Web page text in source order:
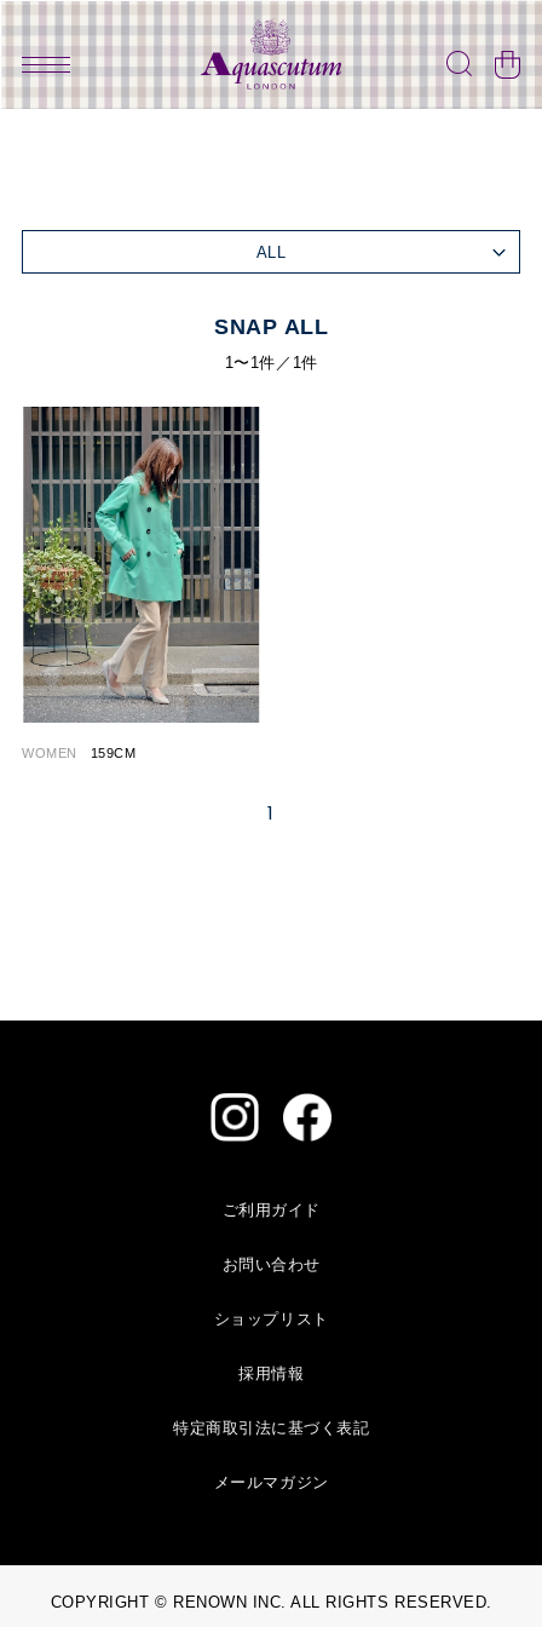
ALL
SNAP ALL
1〜1件／1件
WOMEN 159CM
1
ご利用ガイド
お問い合わせ
ショップリスト
採用情報
特定商取引法に基づく表記
メールマガジン
COPYRIGHT © RENOWN INC. ALL RIGHTS RESERVED.